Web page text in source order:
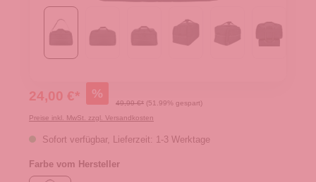
24,00 €* %
49,99 €* (51.99% gespart)
Preise inkl. MwSt. zzgl. Versandkosten
Sofort verfügbar, Lieferzeit: 1-3 Werktage
Farbe vom Hersteller